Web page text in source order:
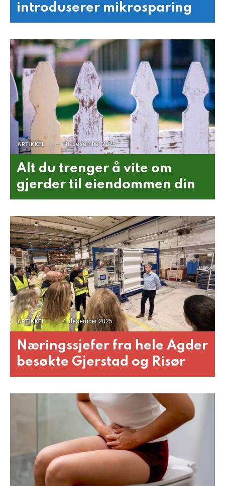
introduserer mikrosparing
ARTIKKEL 18. desember 2025
Alt du trenger å vite om
gjerder til eiendommen din
ARTIKKEL 4. desember 2025
Næringssjefer fra hele Agder
besøkte Gjerstad og Risør